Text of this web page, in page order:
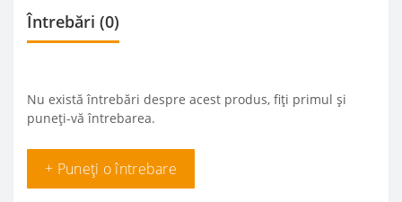
Întrebări (0)
Nu există întrebări despre acest produs, fiți primul și
puneți-vă întrebarea.
+ Puneți o întrebare